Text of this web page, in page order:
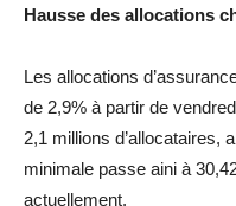
Hausse des allocations
Les allocations
de 2,9% à partir de
2,1 millions d’allocataires,
minimale passe aini à
actuellement.